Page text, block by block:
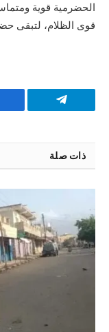
الحضرمية قوية
قوى الظلام، لتبقى
تيلقرام
ذات صلة